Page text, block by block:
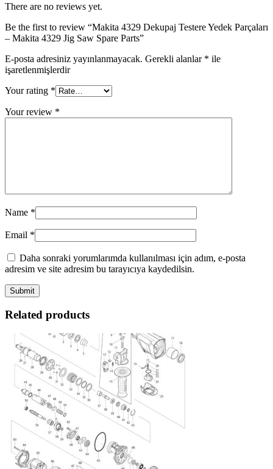
There are no reviews yet.
Be the first to review “Makita 4329 Dekupaj Testere Yedek Parçaları
– Makita 4329 Jig Saw Spare Parts”
E-posta adresiniz yayınlanmayacak. Gerekli alanlar * ile
işaretlenmişlerdir
Your rating *
Your review *
Name *
Email *
Daha sonraki yorumlarımda kullanılması için adım, e-posta
adresim ve site adresim bu tarayıcıya kaydedilsin.
Related products